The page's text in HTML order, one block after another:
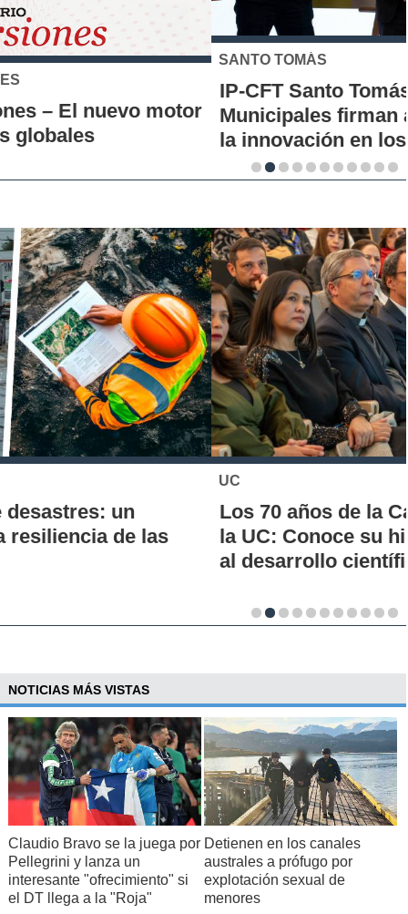
SANTO TOMÁS
IP-CFT Santo Tomás y Red de Hubs
Municipales firman alianza para impulsar
la innovación en los territorios
Los 70 años de la Carrera de Química de
la UC: Conoce su historia, hitos y aporte
al desarrollo científico del país
NOTICIAS MÁS VISTAS
Claudio Bravo se la juega por
Pellegrini y lanza un
interesante "ofrecimiento" si
el DT llega a la "Roja"
Detienen en los canales
australes a prófugo por
explotación sexual de
menores